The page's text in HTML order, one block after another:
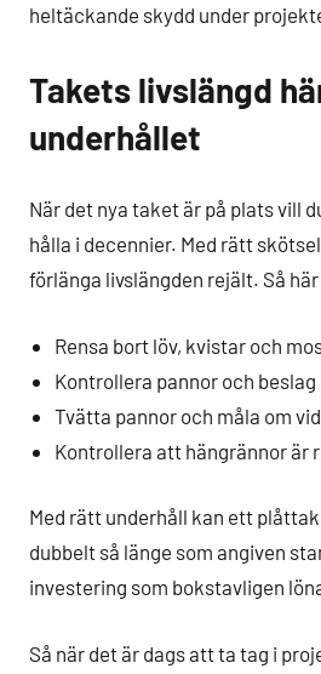
heltäckande skydd under
Takets livslängd
underhållet
När det nya taket är på plats vill
hålla i decennier. Med rätt
förlänga livslängden rejält. Så
Rensa bort löv, kvistar och
Kontrollera pannor och
Tvätta pannor och måla om
Kontrollera att hängrännor är
Med rätt underhåll kan ett
dubbelt så länge som angiven
investering som bokstavligen
Så när det är dags att ta tag i